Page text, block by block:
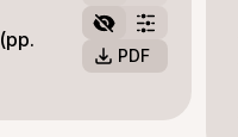
PDF
(pp.